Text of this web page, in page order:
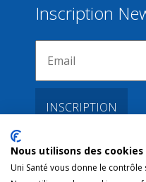
Inscription
Liens
Nous utilisons des cookies
Uni Santé vous donne le contrôle